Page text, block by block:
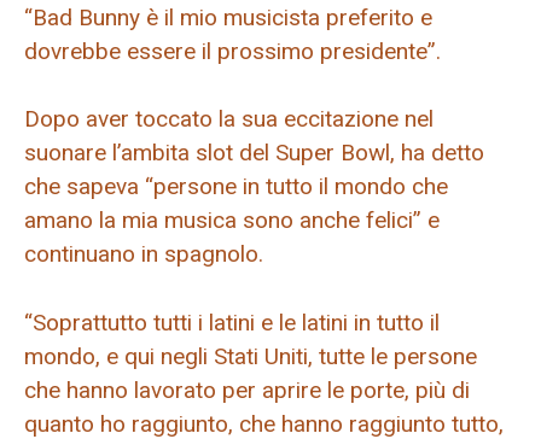
“Bad Bunny è il mio musicista preferito e
dovrebbe essere il prossimo presidente”.
Dopo aver toccato la sua eccitazione nel
suonare l’ambita slot del Super Bowl, ha detto
che sapeva “persone in tutto il mondo che
amano la mia musica sono anche felici” e
continuano in spagnolo.
“Soprattutto tutti i latini e le latini in tutto il
mondo, e qui negli Stati Uniti, tutte le persone
che hanno lavorato per aprire le porte, più di
quanto ho raggiunto, che hanno raggiunto tutto,